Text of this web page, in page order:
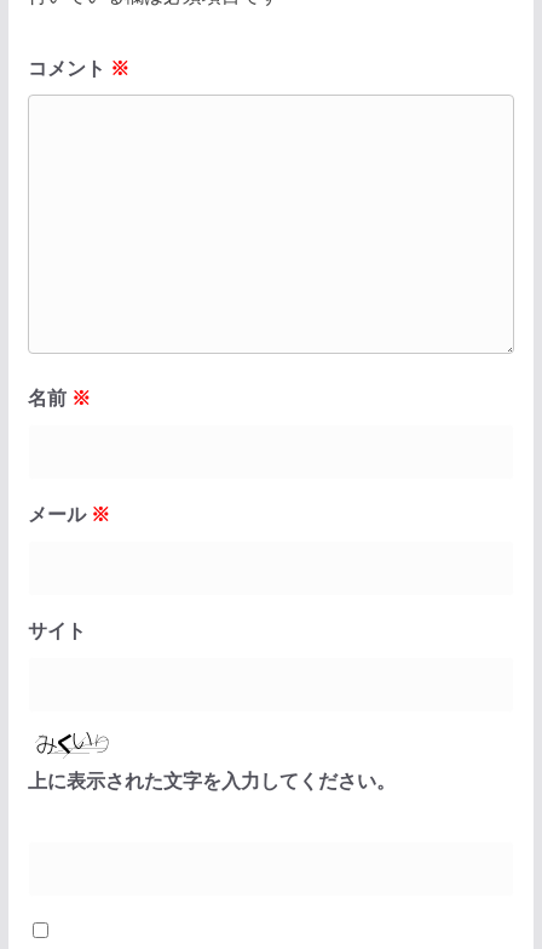
コメント ※
名前 ※
メール ※
サイト
上に表示された文字を入力してください。